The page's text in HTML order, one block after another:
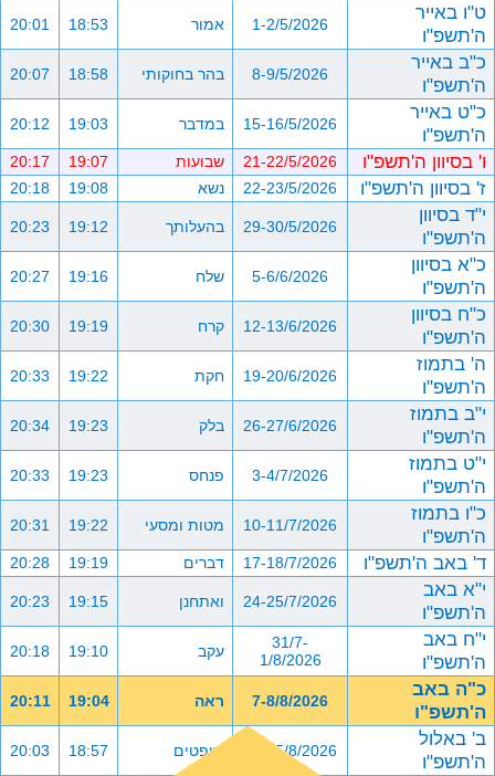
ט"ו באייר
ה'תשפ"ו
1-2/5/2026 אמור 18:53
20:01
כ"ב באייר
ה'תשפ"ו
8-9/5/2026 בהר בחוקותי 18:58
20:07
כ"ט באייר
ה'תשפ"ו
15-16/5/2026 במדבר 19:03
20:12
ו' בסיוון ה'תשפ"ו 21-22/5/2026 שבועות 19:07
20:17
ז' בסיוון ה'תשפ"ו 22-23/5/2026 נשא 19:08
20:18
י"ד בסיוון
ה'תשפ"ו
29-30/5/2026 בהעלותך 19:12
20:23
כ"א בסיוון
ה'תשפ"ו
5-6/6/2026 שלח 19:16
20:27
כ"ח בסיוון
ה'תשפ"ו
12-13/6/2026 קרח 19:19
20:30
ה' בתמוז
ה'תשפ"ו
19-20/6/2026 חקת 19:22
20:33
י"ב בתמוז
ה'תשפ"ו
26-27/6/2026 בלק 19:23
20:34
י"ט בתמוז
ה'תשפ"ו
3-4/7/2026 פנחס 19:23
20:33
כ"ו בתמוז
ה'תשפ"ו
10-11/7/2026 מטות ומסעי 19:22
20:31
ד' באב ה'תשפ"ו 17-18/7/2026 דברים 19:19
20:28
י"א באב
ה'תשפ"ו
24-25/7/2026 ואתחנן 19:15
20:23
י"ח באב
ה'תשפ"ו
31/7-
1/8/2026
עקב 19:10
20:18
כ"ה באב
ה'תשפ"ו
7-8/8/2026 ראה 19:04
20:11
ב' באלול
ה'תשפ"ו
14-15/8/2026 שופטים 18:57
20:03